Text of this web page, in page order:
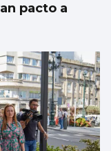
pacto a